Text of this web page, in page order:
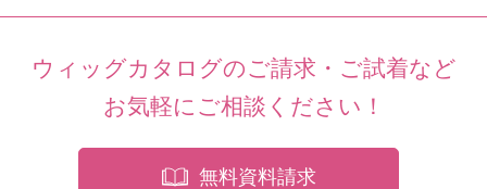
ウィッグカタログのご請求・ご試着など
お気軽にご相談ください！
無料資料請求